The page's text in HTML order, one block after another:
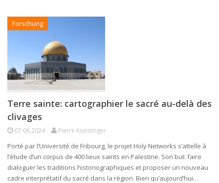
Forschung
Terre sainte: cartographier le sacré au-delà des
clivages
07.06.2024 Pierre Koestinger
Porté par l’Université de Fribourg, le projet Holy Networks s’attelle à
l’étude d’un corpus de 400 lieux saints en Palestine. Son but: faire
dialoguer les traditions historiographiques et proposer un nouveau
cadre interprétatif du sacré dans la région. Bien qu’aujourd’hui…